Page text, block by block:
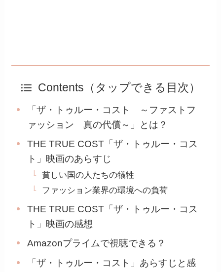
Contents（タップできる目次）
「ザ・トゥルー・コスト ～ファストフ
ァッション 真の代償～」とは？
THE TRUE COST「ザ・トゥルー・コス
ト」映画のあらすじ
貧しい国の人たちの犠牲
ファッション業界の環境への負荷
THE TRUE COST「ザ・トゥルー・コス
ト」映画の感想
Amazonプライムで視聴できる？
「ザ・トゥルー・コスト」あらすじと感